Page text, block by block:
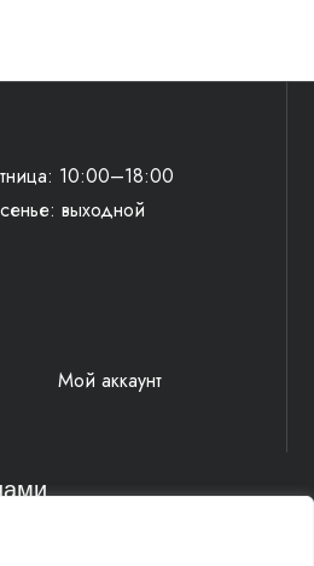
10:00–18:00
выходной
Мой аккаунт